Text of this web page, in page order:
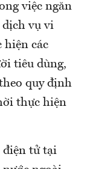
việc ngăn
dịch vụ vi
hiện các
tiêu dùng,
quy định
thực hiện
điện tử tại